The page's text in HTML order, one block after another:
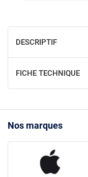
DESCRIPTIF
FICHE TECHNIQUE
Nos marques